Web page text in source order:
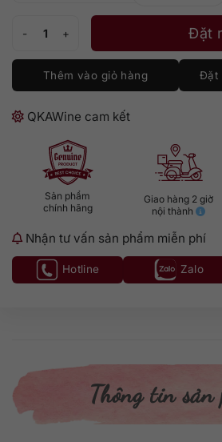
GlenAllachie 10 năm - Hộp quà 2 ly TếtĐặt
Thêm vào giỏ hàng Đặt
QKAWine cam kết
Sản phẩm
chính hãng
Giao hàng 2 giờ
nội thành
Nhận tư vấn sản phẩm miễn phí
Hotline Zalo
Thông tin sản